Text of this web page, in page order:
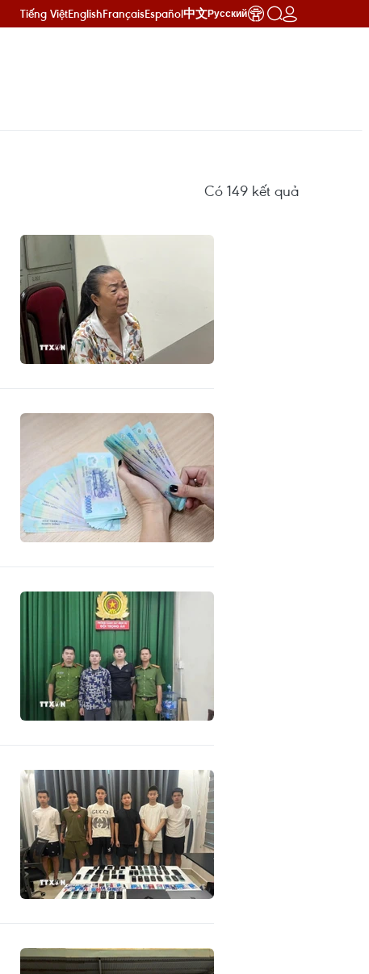
Tiếng ViệtEnglishFrançaisEspañol中文Русский
Có 149 kết quả